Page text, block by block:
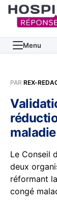
Menu
PAR REX-
maladie
Le Conseil
deux
réformant
congé